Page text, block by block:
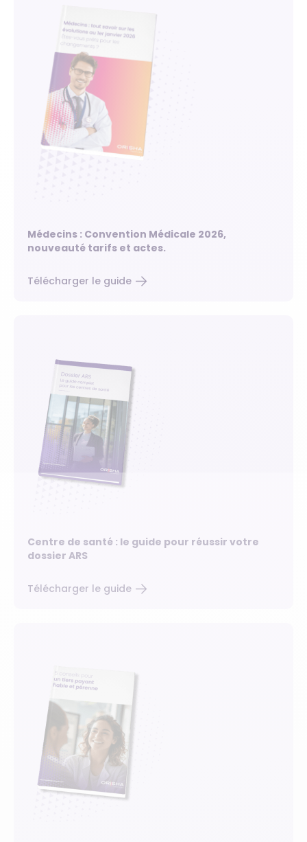
Médecins : Convention Médicale 2026,
nouveauté tarifs et actes.
Télécharger le guide
Centre de santé : le guide pour réussir votre
dossier ARS
Télécharger le guide